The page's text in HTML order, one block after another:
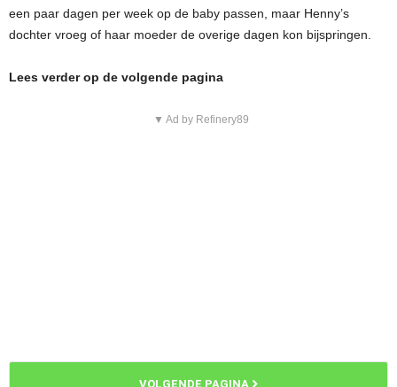
een paar dagen per week op de baby passen, maar Henny’s
dochter vroeg of haar moeder de overige dagen kon bijspringen.
Lees verder op de volgende pagina
▼ Ad by Refinery89
VOLGENDE PAGINA